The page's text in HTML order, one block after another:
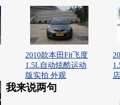
2010款本田Fit飞度
1.5L自动炫酷运动
版实拍 外观
我来说两句